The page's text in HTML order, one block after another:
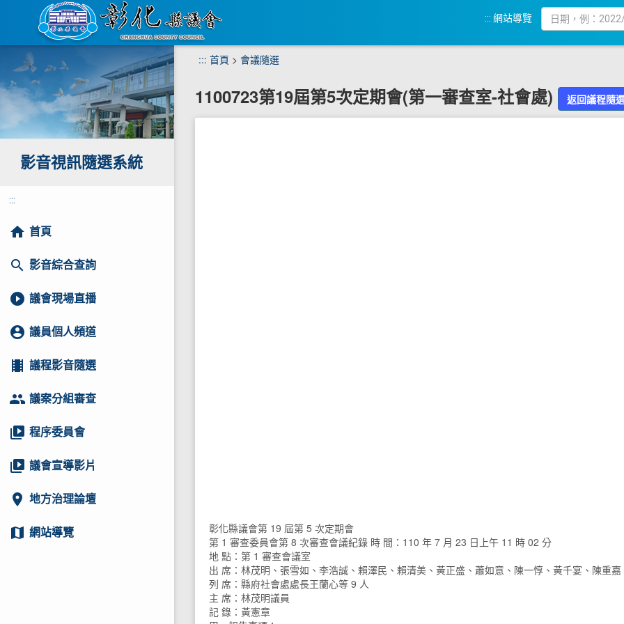
主
要
容
區
::: 網站導覽
影音視訊隨選系統
:::
home 首頁
search 影音綜合查詢
play_circle_filled 議會現場直播
account_circle 議員個人頻道
local_movies 議程影音隨選
group 議案分組審查
video_library 程序委員會
video_library 議會宣導影片
location_on 地方治理論壇
map 網站導覽
::: 首頁 > 會議隨選
1100723第19屆第5次定期會(第一審查室-社會處) 返回議程隨
彰化縣議會第 19 屆第 5 次定期會
第 1 審查委員會第 8 次審查會議紀錄 時 間：110 年 7 月 23 日上午 11 時 02 分
地 點：第 1 審查會議室
出 席：林茂明、張雪如、李浩誠、賴澤民、賴清美、黃正盛、蕭如意、陳一惇、黃千宴、陳重嘉
列 席：縣府社會處處長王蘭心等 9 人
主 席：林茂明議員
記 錄：黃憲章